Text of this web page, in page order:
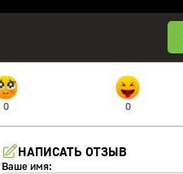
0 0
НАПИСАТЬ ОТЗЫВ
Ваше имя: